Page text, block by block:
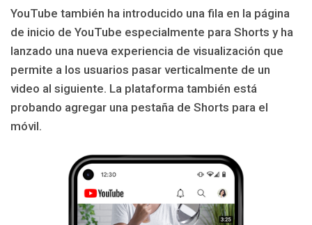
YouTube también ha introducido una fila en la página
de inicio de YouTube especialmente para Shorts y ha
lanzado una nueva experiencia de visualización que
permite a los usuarios pasar verticalmente de un
video al siguiente. La plataforma también está
probando agregar una pestaña de Shorts para el
móvil.